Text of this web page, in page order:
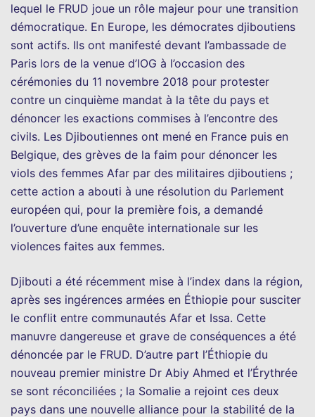
lequel le FRUD joue un rôle majeur pour une transition
démocratique. En Europe, les démocrates djiboutiens
sont actifs. Ils ont manifesté devant l’ambassade de
Paris lors de la venue d’IOG à l’occasion des
cérémonies du 11 novembre 2018 pour protester
contre un cinquième mandat à la tête du pays et
dénoncer les exactions commises à l’encontre des
civils. Les Djiboutiennes ont mené en France puis en
Belgique, des grèves de la faim pour dénoncer les
viols des femmes Afar par des militaires djiboutiens ;
cette action a abouti à une résolution du Parlement
européen qui, pour la première fois, a demandé
l’ouverture d’une enquête internationale sur les
violences faites aux femmes.
Djibouti a été récemment mise à l’index dans la région,
après ses ingérences armées en Éthiopie pour susciter
le conflit entre communautés Afar et Issa. Cette
manuvre dangereuse et grave de conséquences a été
dénoncée par le FRUD. D’autre part l’Éthiopie du
nouveau premier ministre Dr Abiy Ahmed et l’Érythrée
se sont réconciliées ; la Somalie a rejoint ces deux
pays dans une nouvelle alliance pour la stabilité de la